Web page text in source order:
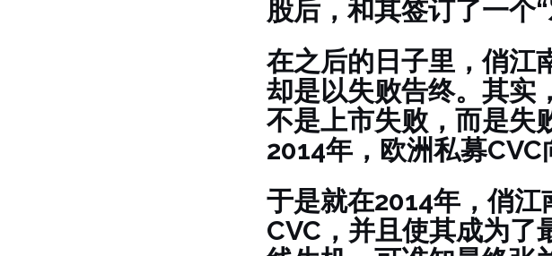
股后，和其签订了一个“
在之后的日子里，俏江
却是以失败告终。其实
不是上市失败，而是失
2014年，欧洲私募CVC
于是就在2014年，俏
CVC，并且使其成为了